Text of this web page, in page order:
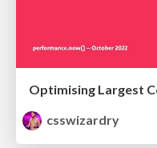
Optimising Largest
csswizardry